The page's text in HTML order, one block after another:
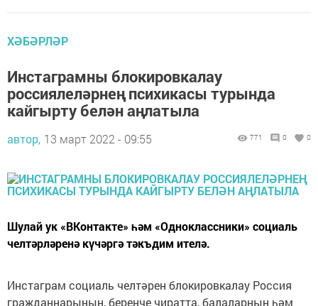
ХӘБӘРЛӘР
Инстаграмны блокировкалау
россиялеләрнең психикасы турында
кайгырту белән аңлатыла
автор, 13 март 2022 - 09:55 771 0 0
Шулай ук «ВКонтакте» һәм «Одноклассники» социаль
челтәрләренә күчәргә тәкъдим ителә.
Инстаграм социаль челтәрен блокировкалау Россия
гражданнарының, беренче чиратта, балаларның һәм